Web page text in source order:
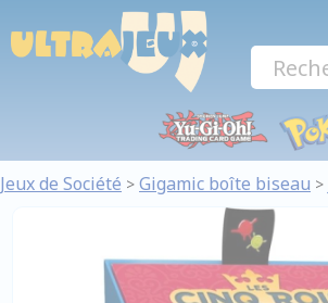
Jeux de Société > Gigamic boîte biseau >
Panneau de gestion des cookies